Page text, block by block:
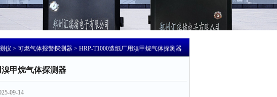
仪>可燃气体报警探测器> HRP-T1000造纸厂用溴甲烷气体探测器
甲烷气体探测器
09-14